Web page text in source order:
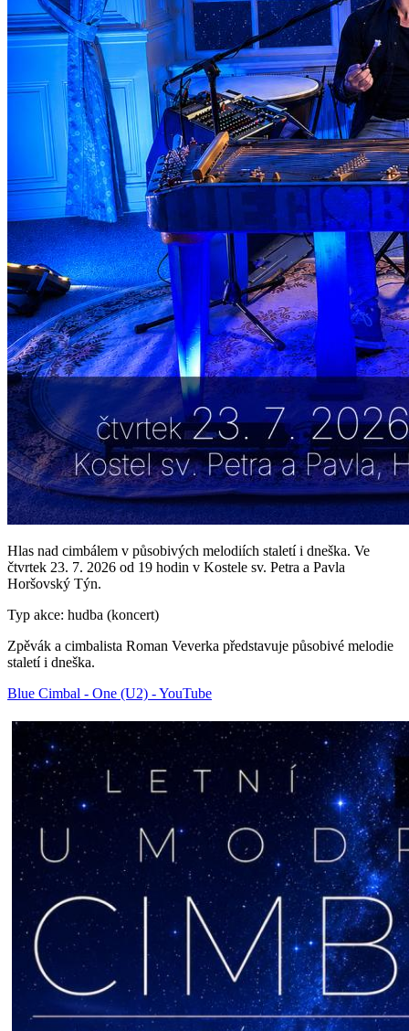
Hlas nad cimbálem v působivých melodiích staletí i dneška. Ve
čtvrtek 23. 7. 2026 od 19 hodin v Kostele sv. Petra a Pavla
Horšovský Týn.
Typ akce: hudba (koncert)
Zpěvák a cimbalista Roman Veverka představuje působivé melodie
staletí i dneška.
Blue Cimbal - One (U2) - YouTube